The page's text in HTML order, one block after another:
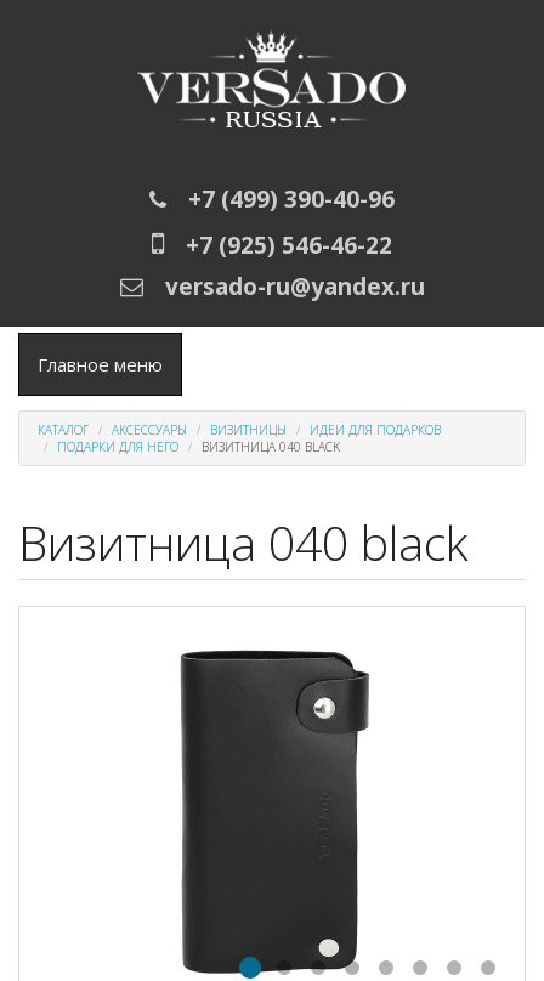
+7 (499) 390-40-96
+7 (925) 546-46-22
versado-ru@yandex.ru
Главное меню
КАТАЛОГ АКСЕССУАРЫ ВИЗИТНИЦЫ
ИДЕИ ДЛЯ ПОДАРКОВ
ПОДАРКИ ДЛЯ НЕГО
ВИЗИТНИЦА 040 BLACK
Визитница 040 black